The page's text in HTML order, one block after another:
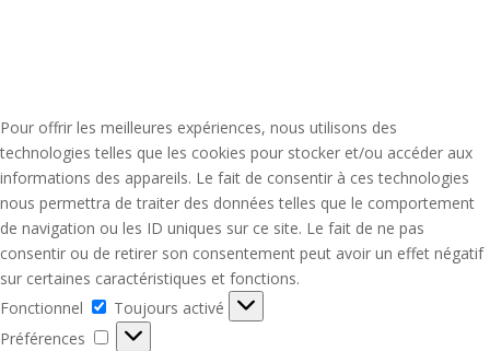
Pour offrir les meilleures expériences, nous utilisons des
technologies telles que les cookies pour stocker et/ou accéder aux
informations des appareils. Le fait de consentir à ces technologies
nous permettra de traiter des données telles que le comportement
de navigation ou les ID uniques sur ce site. Le fait de ne pas
consentir ou de retirer son consentement peut avoir un effet négatif
sur certaines caractéristiques et fonctions.
Fonctionnel
Fonctionnel
Toujours activé
Préférences
Préférences